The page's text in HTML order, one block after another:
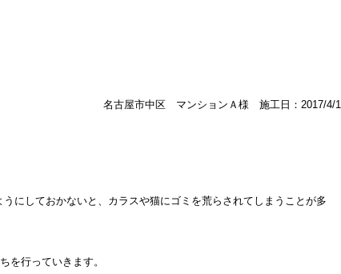
名古屋市中区 マンションＡ様 施工日：2017/4/1
にしておかないと、カラスや猫にゴミを荒らされてしまうことが多
を行っていきます。